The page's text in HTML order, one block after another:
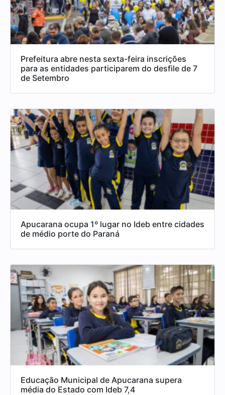
Prefeitura abre nesta sexta-feira inscrições
para as entidades participarem do desfile de 7
de Setembro
Apucarana ocupa 1º lugar no Ideb entre cidades
de médio porte do Paraná
Educação Municipal de Apucarana supera
média do Estado com Ideb 7,4